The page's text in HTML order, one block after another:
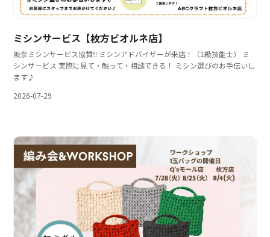
2026-07-29
ミシンサービス【枚方ビオルネ店】
阪奈ミシンサービス協賛‼ ミシンアドバイザーが来店！（1級技能士） ミ
シンサービス 実際に見て・触って・相談できる！ ミシン選びのお手伝いし
ます♪